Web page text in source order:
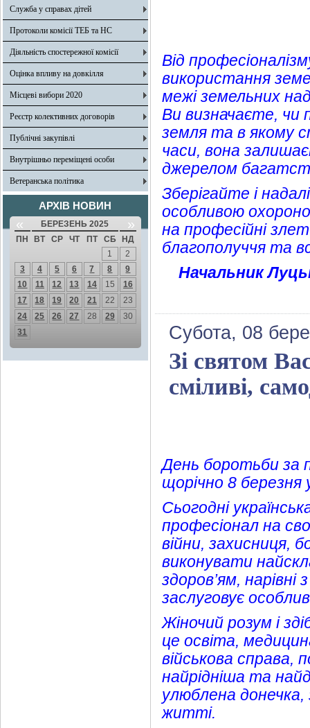
Служба у справах дітей
Протоколи комісії ТЕБ та НС
Діяльність спостережної комісії
Оцінка впливу на довкілля
Місцеві вибори 2020
Реєстр колективних договорів
Публічні закупівлі
Внутрішньо переміщені особи
Ветеранська політика
АРХІВ НОВИН
« БЕРЕЗЕНЬ 2025 »
ПН ВТ СР ЧТ ПТ СБ
НД
1
2
3
4 5 6 7 8
9
10
11 12 13 14 15
16
17
18 19 20 21 22
23
24
25 26 27 28 29
30
31
Від
використання
межі земельних
Ви визначаєте, чи
земля та в якому
часи, вона
джерелом
Зберігайте і
особливою
на професійні
благополуччя та
Начальник
Субота, 08
Зі святом
сміливі,
День боротьби за
щорічно 8 березня
Сьогодні
професіонал на
війни, захисниця,
виконувати
здоров’ям,
заслуговує
Жіночий розум і
це освіта,
військова справа,
найрідніша та
улюблена донечка,
житті.